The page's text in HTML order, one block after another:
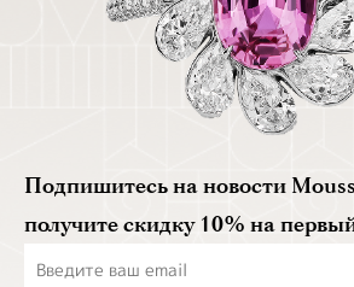
Подпишитесь на новости
получите скидку 10% на